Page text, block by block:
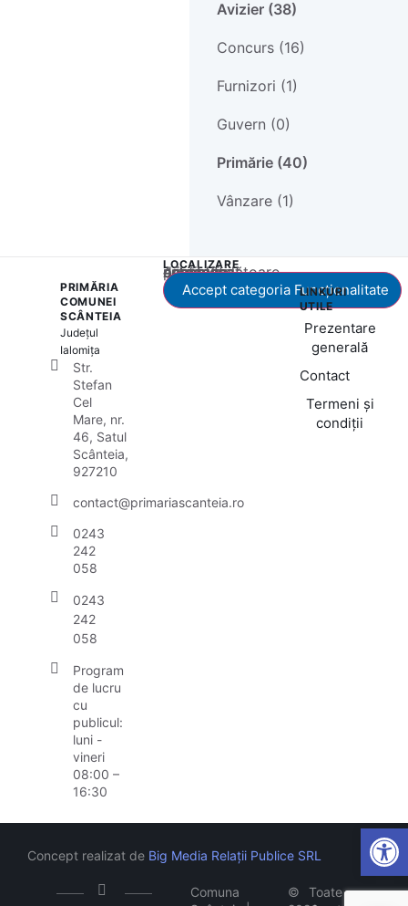
Avizier (38)
Concurs (16)
Furnizori (1)
Guvern (0)
Primărie (40)
Vânzare (1)
PRIMĂRIA
COMUNEI
SCÂNTEIA
Județul
Ialomița
Str.
Stefan
Cel
Mare, nr.
46, Satul
Scânteia,
927210
contact@primariascanteia.ro
0243
242
058
0243
242
058
Program
de lucru
cu
publicul:
luni -
vineri
08:00 –
16:30
LOCALIZARE
Acest conținut este blocat până când acceptați categoria corespunzătoare de cookie-uri.
Accept categoria Funcționalitate
LINKURI
UTILE
Prezentare
generală
Contact
Termeni și
condiții
Comuna
©
Toate
Concept realizat de Big Media Relații Publice SRL